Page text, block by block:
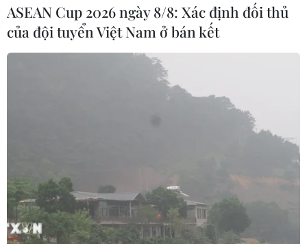
ASEAN Cup 2026 ngày 8/8: Xác định đối thủ
của đội tuyển Việt Nam ở bán kết